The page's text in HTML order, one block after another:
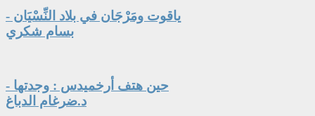
ياقوت ومَرْجَان في بلاد النِّسْيَان -
بسام شكري
حين هتف أرخميدس : وجدتها -
د.ضرغام الدباغ